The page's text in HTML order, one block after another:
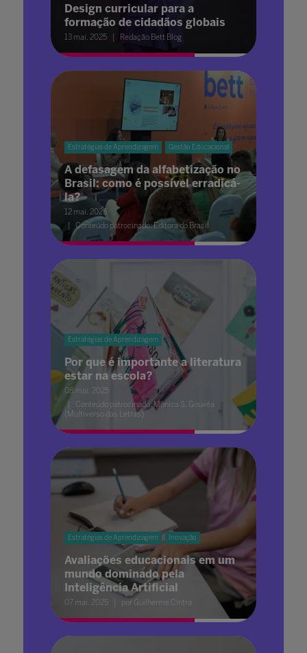
Design curricular para a
formação de cidadãos globais
13 mai. 2025 Redação Bett Blog
Estratégias de Aprendizagem Gestão Educacional
A defasagem da alfabetização no
Brasil: como é possível erradicá-
la?
12 mai. 2025
Conteúdo patrocinado: Editora do Brasil
Estratégias de Aprendizagem
Por que é importante a literatura
estar na escola?
08 mai. 2025
Conteúdo patrocinado: Mônica S. Gouvêa
(Multiverso das Letras)
Estratégias de Aprendizagem Inovação
Avaliações educacionais em um
mundo dominado pela
Inteligência Artificial
07 mai. 2025 por Guilherme Cintra